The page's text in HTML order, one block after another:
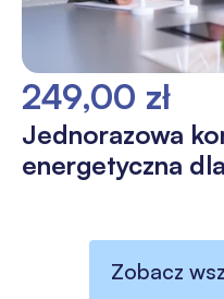
249,00 zł
Jednorazowa
energetyczna
Zobacz